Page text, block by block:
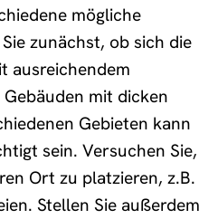
mögliche
zunächst, ob sich die
ausreichendem
mit dicken
Gebieten kann
sein. Versuchen Sie,
Ort zu platzieren, z.B.
Stellen Sie außerdem